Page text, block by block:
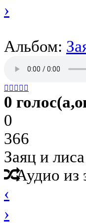
›
Альбом:
    
0
0
366
Заяц и
Аудио из
‹
›